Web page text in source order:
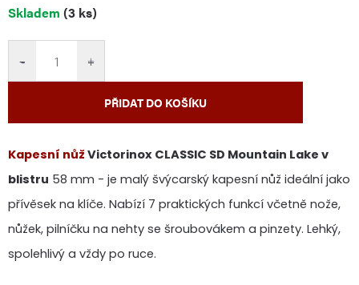
Měrná
Skladem (3 ks)
+
−
PŘIDAT DO KOŠÍKU
Kapesní nůž Victorinox CLASSIC SD Mountain Lake v
blistru 58 mm - je malý švýcarský kapesní nůž ideální jako
přívěsek na klíče. Nabízí 7 praktických funkcí včetně nože,
nůžek, pilníčku na nehty se šroubovákem a pinzety. Lehký,
spolehlivý a vždy po ruce.